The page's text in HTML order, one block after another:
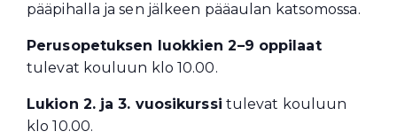
pääpihalla ja sen jälkeen pääaulan katsomossa.
Perusopetuksen luokkien 2–9 oppilaat
tulevat kouluun klo 10.00.
Lukion 2. ja 3. vuosikurssi tulevat kouluun
klo 10.00.